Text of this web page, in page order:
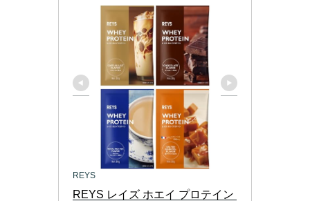
REYS
REYS レイズ ホエイ プロテイン